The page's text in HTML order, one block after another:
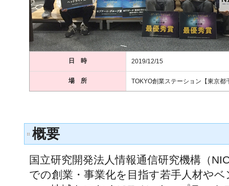
日 時 2019/12/15
場 所 TOKYO創業ステーション【東京都
概要
国立研究開発法人情報通信研究機構（
での創業・事業化を目指す若手人材や